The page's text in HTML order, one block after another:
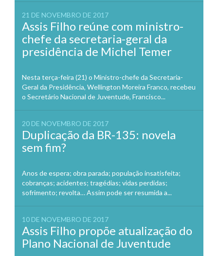
21 DE NOVEMBRO DE 2017
Assis Filho reúne com ministro-
chefe da secretaria-geral da
presidência de Michel Temer
Nesta terça-feira (21) o Ministro-chefe da Secretaria-
Geral da Presidência, Wellington Moreira Franco, recebeu
o Secretário Nacional de Juventude, Francisco...
20 DE NOVEMBRO DE 2017
Duplicação da BR-135: novela
sem fim?
Anos de espera; obra parada; população insatisfeita;
cobranças; acidentes; tragédias; vidas perdidas;
sofrimento; revolta… Assim pode ser resumida a...
10 DE NOVEMBRO DE 2017
Assis Filho propõe atualização do
Plano Nacional de Juventude